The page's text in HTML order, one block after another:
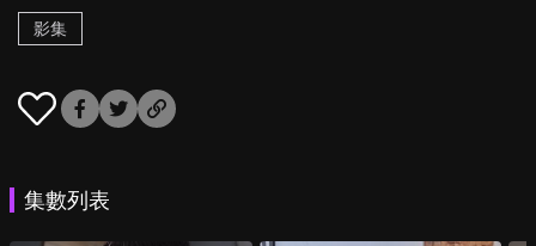
影集
集數列表